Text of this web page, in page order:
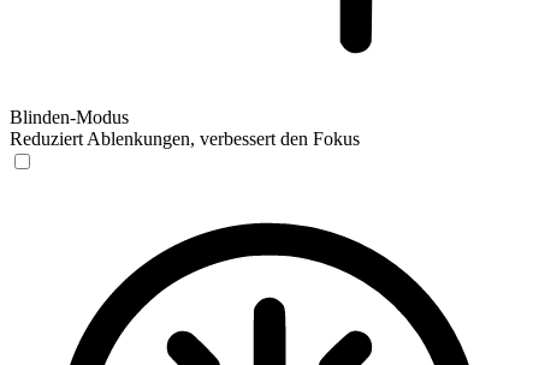
Blinden-Modus
Reduziert Ablenkungen, verbessert den Fokus